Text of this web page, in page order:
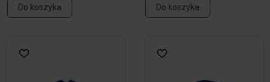
Do koszyka Do koszyka